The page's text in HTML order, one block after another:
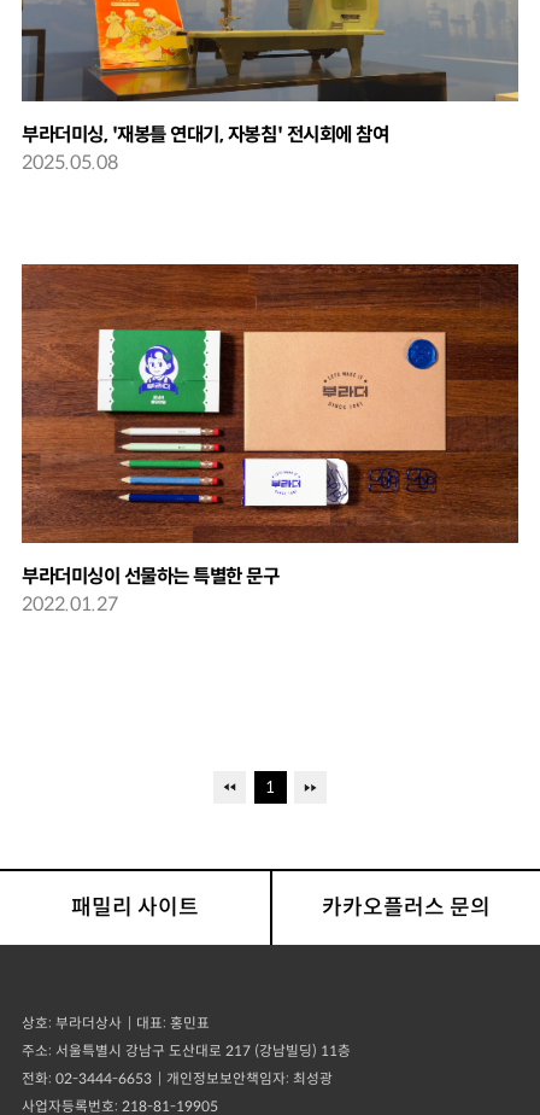
부라더미싱, '재봉틀 연대기, 자봉침' 전시회에 참여
2025.05.08
부라더미싱이 선물하는 특별한 문구
2022.01.27
1
패밀리 사이트 카카오플러스 문의
상호 부라더상사 대표 홍민표
주소 서울특별시 강남구 도산대로 217 (강남빌딩) 11층
전화 02-3444-6653 개인정보보안책임자 최성광
사업자등록번호 218-81-19905